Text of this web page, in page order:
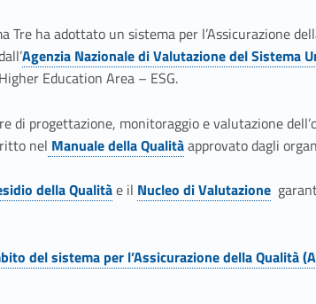
Tre ha adottato un sistema per l’Assicurazione
Link identifier #identifier__75091-2
Agenzia Nazionale di Valutazione del Sistema
Education Area – ESG.
di progettazione, monitoraggio e valutazione
nel
Link identifier #identifier__95994-3
Manuale della Qualitàapprovato dagli
della Qualitàe il Nucleo di Valutazione
del sistema per l’Assicurazione della Qualità